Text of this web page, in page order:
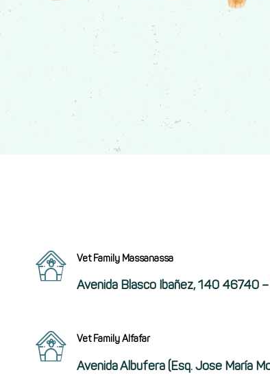
Vet Family Massanassa
Avenida Blasco Ibañez, 140 46740
Vet Family Alfafar
Avenida Albufera (esq. Jose María